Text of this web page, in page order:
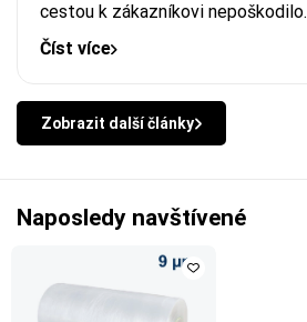
cestou k zákazníkovi nepoškodilo.
Číst více
Zobrazit další články
Naposledy navštívené